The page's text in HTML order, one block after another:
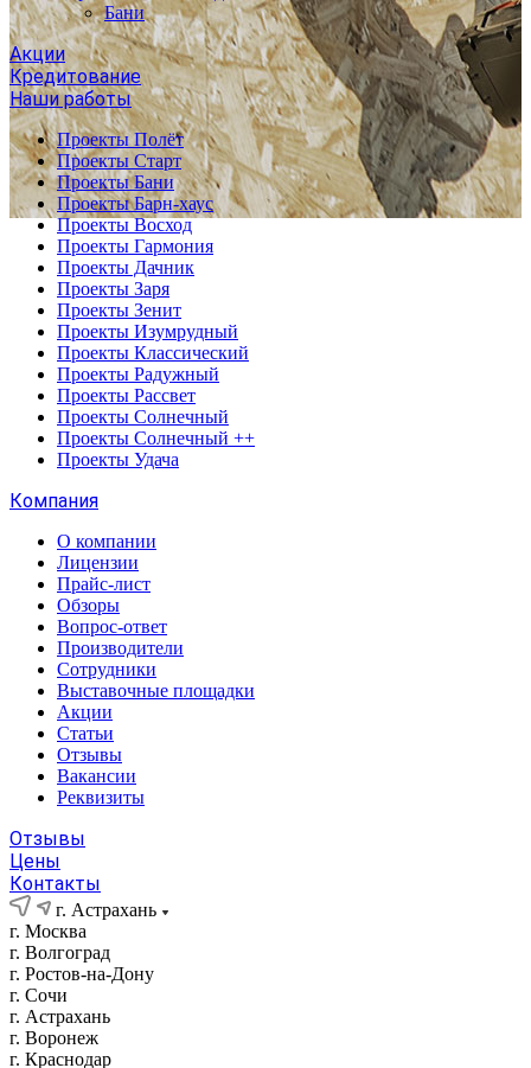
Бани
Акции
Кредитование
Наши работы
Проекты Полёт
Проекты Старт
Проекты Бани
Проекты Барн-хаус
Проекты Восход
Проекты Гармония
Проекты Дачник
Проекты Заря
Проекты Зенит
Проекты Изумрудный
Проекты Классический
Проекты Радужный
Проекты Рассвет
Проекты Солнечный
Проекты Солнечный ++
Проекты Удача
Компания
О компании
Лицензии
Прайс-лист
Обзоры
Вопрос-ответ
Производители
Сотрудники
Выставочные площадки
Акции
Статьи
Отзывы
Вакансии
Реквизиты
Отзывы
Цены
Контакты
г. Астрахань
г. Москва
г. Волгоград
г. Ростов-на-Дону
г. Сочи
г. Астрахань
г. Воронеж
г. Краснодар